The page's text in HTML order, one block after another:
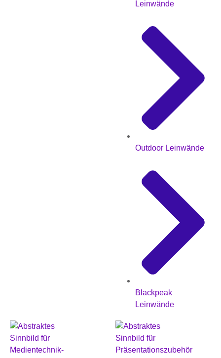
Leinwände
Outdoor Leinwände
Blackpeak
Leinwände